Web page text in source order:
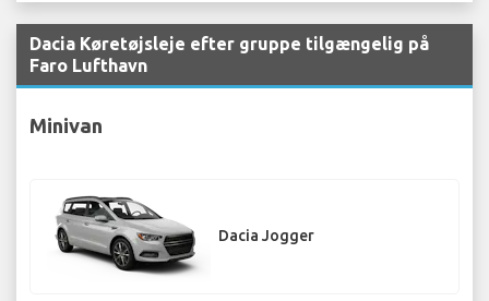
Dacia Køretøjsleje efter gruppe tilgængelig på
Faro Lufthavn
Minivan
Dacia Jogger